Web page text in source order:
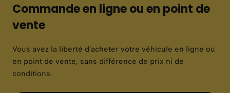
Commande en ligne ou en point de
vente
Vous avez la liberté d’acheter votre véhicule en ligne ou
en point de vente, sans différence de prix ni de
conditions.